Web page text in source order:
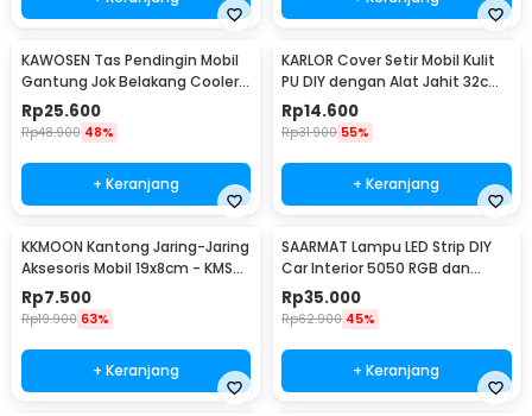
KAWOSEN Tas Pendingin Mobil
Gantung Jok Belakang Cooler
Organizer 9L - ST-F38
Rp25.600
Rp48.900 48%
+ Keranjang
KARLOR Cover Setir Mobil Kulit
PU DIY dengan Alat Jahit 32cm
- V10
Rp14.600
Rp31.900 55%
+ Keranjang
KKMOON Kantong Jaring-Jaring
Aksesoris Mobil 19x8cm - KMS-
6888
Rp7.500
Rp19.900 63%
+ Keranjang
SAARMAT Lampu LED Strip DIY
Car Interior 5050 RGB dan
Remot Kontrol - APWD1
Rp35.000
Rp62.900 45%
+ Keranjang